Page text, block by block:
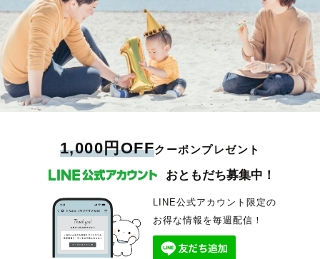
1,000円OFFクーポンプレゼント
おともだち募集中！
LINE公式アカウント限定の
お得な情報を毎週配信！